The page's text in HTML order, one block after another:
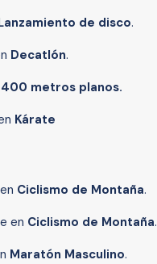
de disco.
Decatlón.
400 metros planos.
Kárate
Ciclismo de Montaña.
en Ciclismo de Montaña.
Maratón Masculino.